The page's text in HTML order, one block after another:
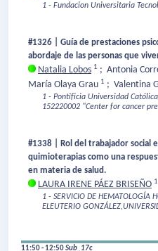
1 - Fundacion Universitaria
#1326 | Guía de prestaciones
abordaje de las personas que
Natalia Lobos 1 ; Antonia
María Olaya Grau 1 ; Valentina
1 - Pontificia Universidad
152220002 "Center for cancer
#1338 | Rol del trabajador social
quimioterapias como una
en materia de salud.
LAURA IRENE PÁEZ BRISEÑO 1
1 - SERVICIO DE HEMATOLOGÍA
ELEUTERIO
11:50 - 12:50Sub_17c